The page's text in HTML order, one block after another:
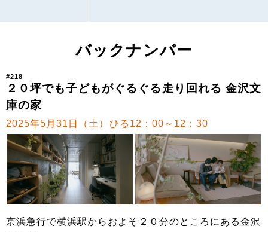
バックナンバー
#218
２０坪でも子どもがぐるぐる走り回れる 金沢文
庫の家
2025年5月31日（土）ひる12：00～12：30
京浜急行で横浜駅からおよそ２０分のところにある金沢